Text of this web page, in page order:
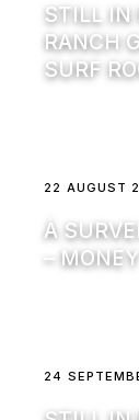
STILL IN
RANCH
SURF
22 AUGUST
À
–
24